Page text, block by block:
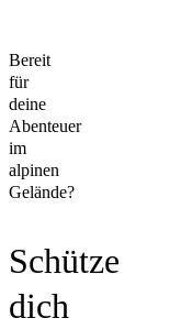
Bereit
für
deine
Abenteuer
im
alpinen
Gelände?
Schütze
dich